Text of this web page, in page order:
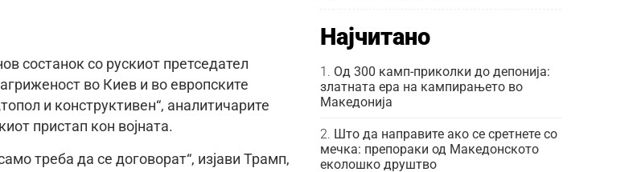
состанок со рускиот претседател
во Киев и во европските
и конструктивен“, аналитичарите
пристап кон војната.
треба да се договорат“, изјави Трамп,
Најчитано
Од 300 камп-приколки до депонија:
златната ера на кампирањето во
Македонија
Што да направите ако се сретнете со
мечка: препораки од Македонското
еколошко друштво